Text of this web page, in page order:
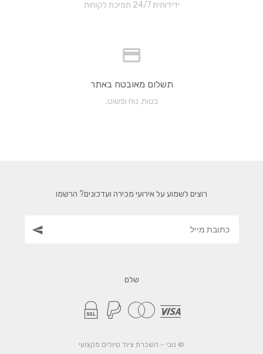
ידידותית 24/7 תמיכת לקוחות
תשלום מאובטח באתר
בטוח, נוח ופשוט.
רוצים לשמוע על אירועי מכירה ועדכונים? הרשמו
שלם
© נובי – השכרת ציוד טיולים מקצועי